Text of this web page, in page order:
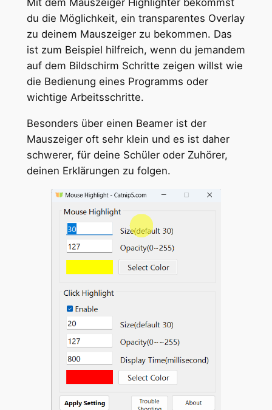
Mit dem Mauszeiger Highlighter bekommst
du die Möglichkeit, ein transparentes Overlay
zu deinem Mauszeiger zu bekommen. Das
ist zum Beispiel hilfreich, wenn du jemandem
auf dem Bildschirm Schritte zeigen willst wie
die Bedienung eines Programms oder
wichtige Arbeitsschritte.
Besonders über einen Beamer ist der
Mauszeiger oft sehr klein und es ist daher
schwerer, für deine Schüler oder Zuhörer,
deinen Erklärungen zu folgen.